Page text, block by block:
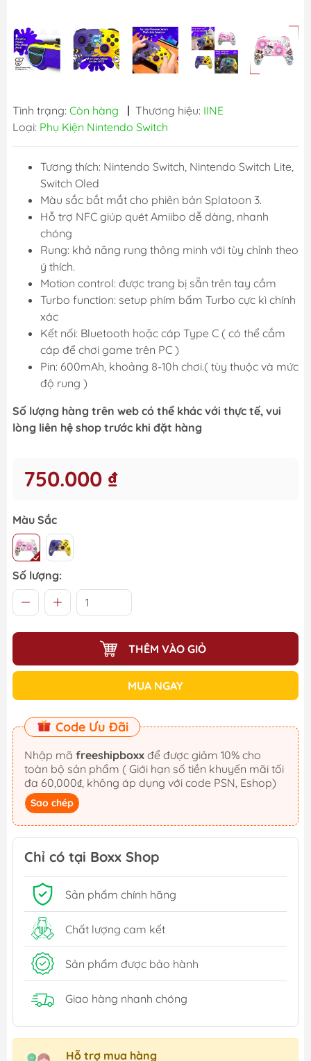
Tình trạng: Còn hàng | Thương hiệu: IINE
Loại: Phụ Kiện Nintendo Switch
Tương thích: Nintendo Switch, Nintendo Switch Lite,
Switch Oled
Màu sắc bắt mắt cho phiên bản Splatoon 3.
Hỗ trợ NFC giúp quét Amiibo dễ dàng, nhanh
chóng
Rung: khả năng rung thông minh với tùy chỉnh theo
ý thích.
Motion control: được trang bị sẵn trên tay cầm
Turbo function: setup phím bấm Turbo cực kì chính
xác
Kết nối: Bluetooth hoặc cáp Type C ( có thể cắm
cáp để chơi game trên PC )
Pin: 600mAh, khoảng 8-10h chơi.( tùy thuộc và mức
độ rung )
Số lượng hàng trên web có thể khác với thực tế, vui
lòng liên hệ shop trước khi đặt hàng
750.000 ₫
Màu Sắc
Số lượng:
THÊM VÀO GIỎ
MUA NGAY
Code Ưu Đãi
Nhập mã freeshipboxx
toàn bộ sản phẩm ( Giới hạn số tiền khuyến mãi tối
đa 60,000₫, không áp dụng với code PSN, Eshop)
Sao chép
Chỉ có tại Boxx Shop
Sản phẩm chính hãng
Chất lượng cam kết
Sản phẩm được bảo hành
Giao hàng nhanh chóng
Hỗ trợ mua hàng